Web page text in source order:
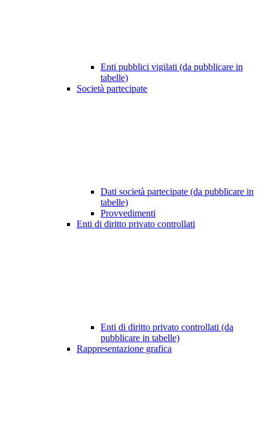
Enti pubblici vigilati (da pubblicare in
tabelle)
Società partecipate
Dati società partecipate (da pubblicare in
tabelle)
Provvedimenti
Enti di diritto privato controllati
Enti di diritto privato controllati (da
pubblicare in tabelle)
Rappresentazione grafica